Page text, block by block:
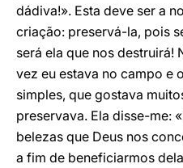
dádiva!». Esta deve ser a
criação: preservá-la, pois
será ela que nos destruirá!
vez eu estava no campo e
simples, que gostava
preservava. Ela disse-me:
belezas que Deus nos
a fim de beneficiarmos